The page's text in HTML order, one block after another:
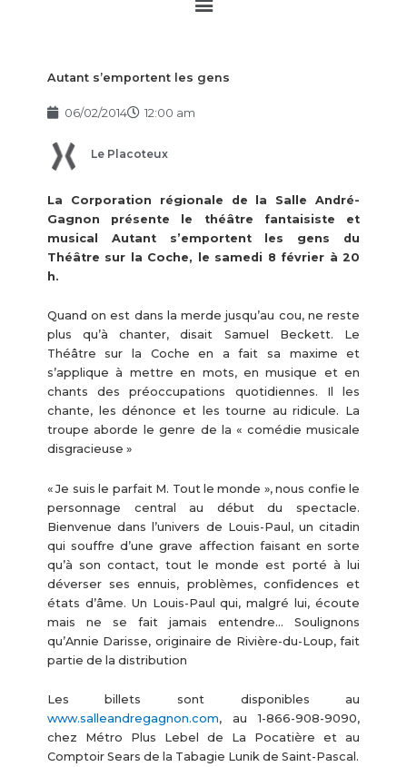
Autant s’emportent les gens
06/02/2014 12:00 am
Le Placoteux
La Corporation régionale de la Salle André-
Gagnon présente le théâtre fantaisiste et
musical Autant s’emportent les gens du
Théâtre sur la Coche, le samedi 8 février à 20
h.
Quand on est dans la merde jusqu’au cou, ne reste
plus qu’à chanter, disait Samuel Beckett. Le
Théâtre sur la Coche en a fait sa maxime et
s’applique à mettre en mots, en musique et en
chants des préoccupations quotidiennes. Il les
chante, les dénonce et les tourne au ridicule. La
troupe aborde le genre de la « comédie musicale
disgracieuse »
« Je suis le parfait M. Tout le monde », nous confie le
personnage central au début du spectacle.
Bienvenue dans l’univers de Louis-Paul, un citadin
qui souffre d’une grave affection faisant en sorte
qu’à son contact, tout le monde est porté à lui
déverser ses ennuis, problèmes, confidences et
états d’âme. Un Louis-Paul qui, malgré lui, écoute
mais ne se fait jamais entendre… Soulignons
qu’Annie Darisse, originaire de Rivière-du-Loup, fait
partie de la distribution
Les billets sont disponibles au
www.salleandregagnon.com, au 1-866-908-9090,
chez Métro Plus Lebel de La Pocatière et au
Comptoir Sears de la Tabagie Lunik de Saint-Pascal.